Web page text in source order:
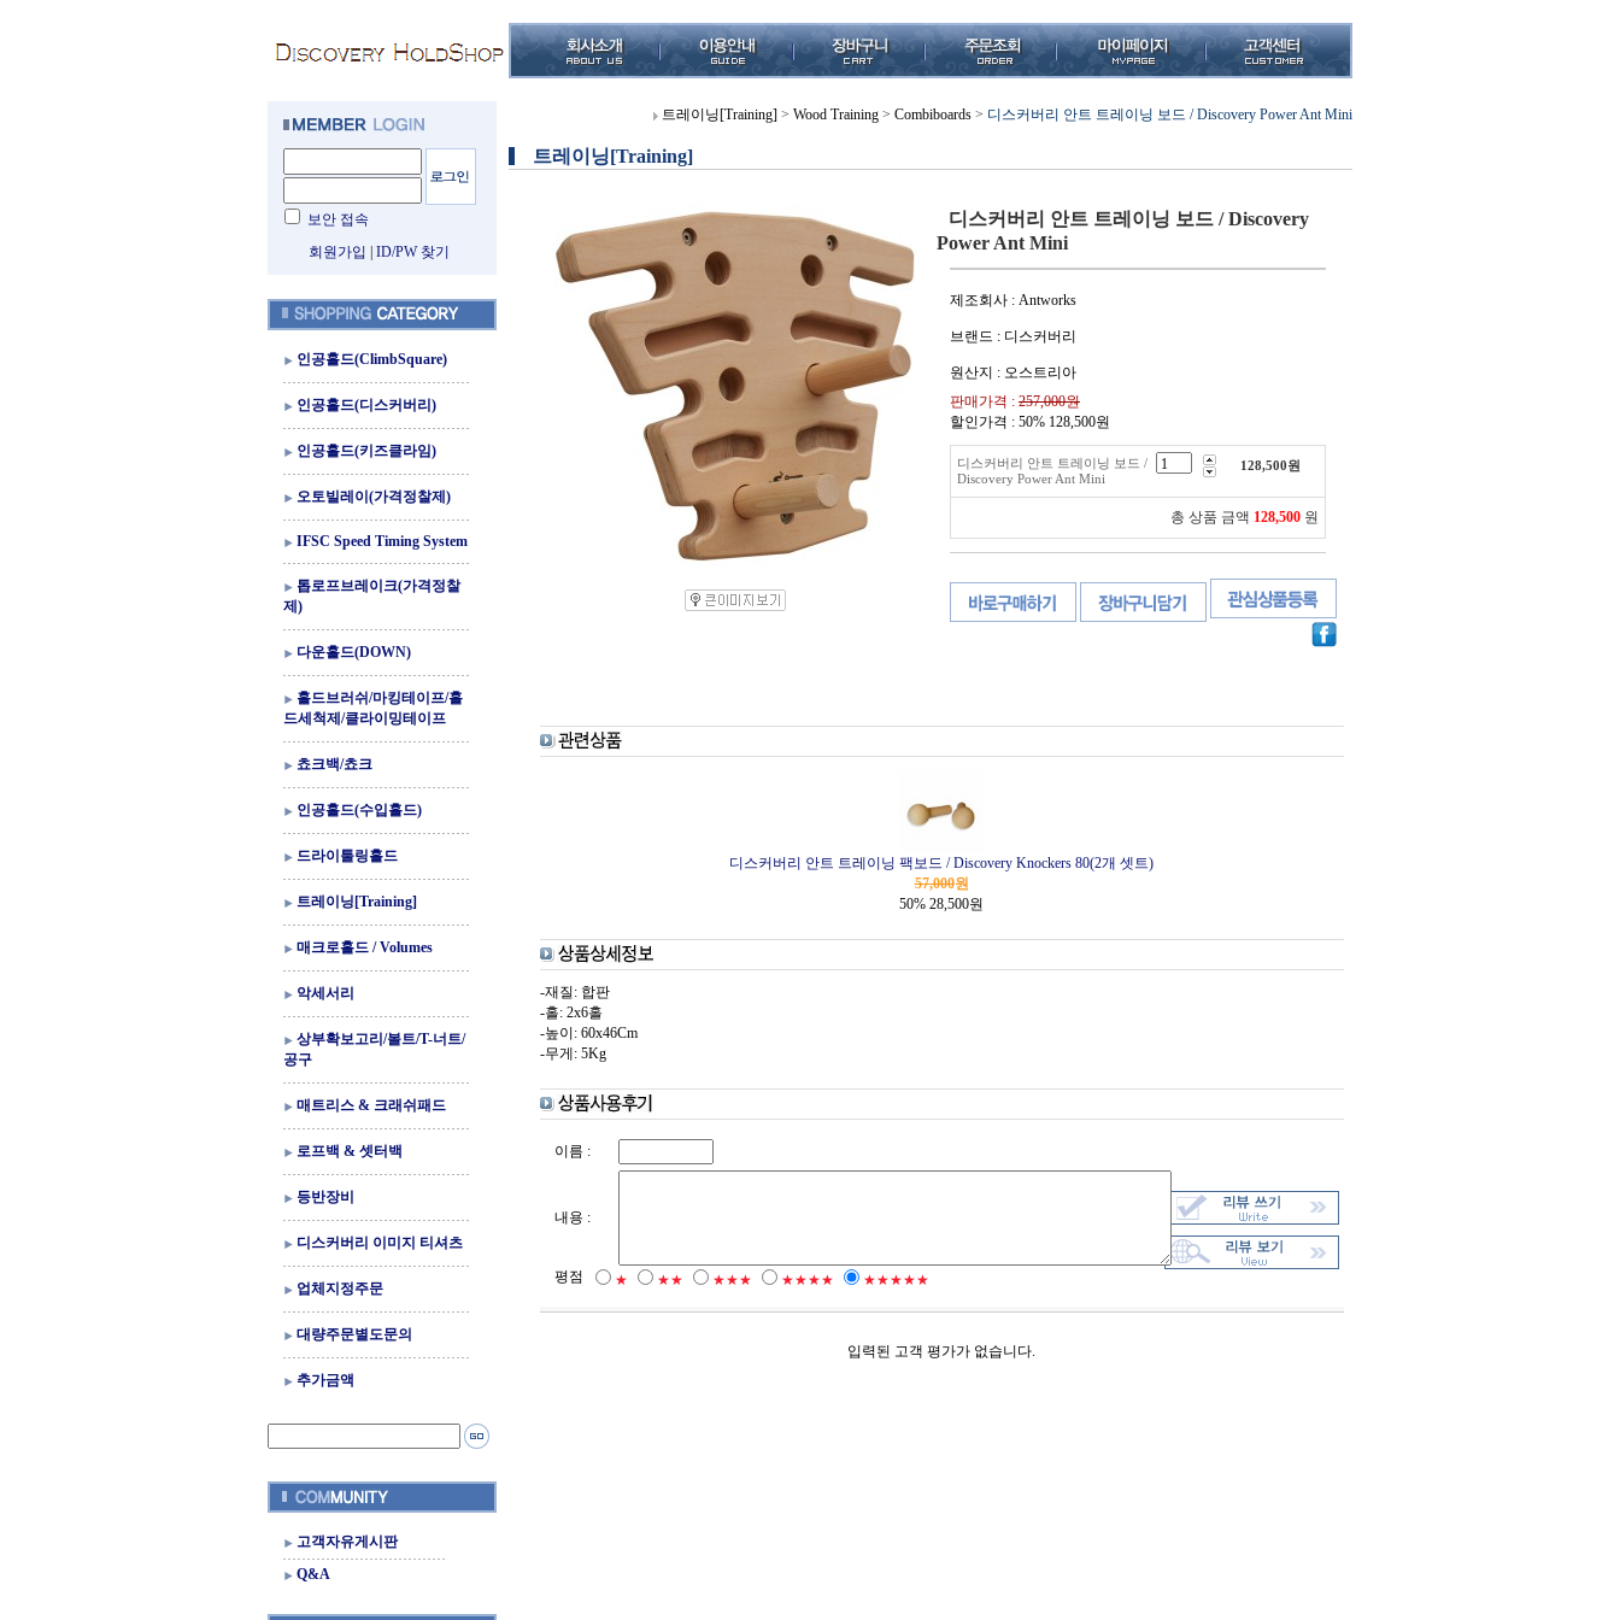
보안 접속
회원가입
ID/PW 찾기
인공홀드(ClimbSquare)
인공홀드(디스커버리)
인공홀드(키즈클라임)
오토빌레이(가격정찰제)
IFSC Speed Timing System
톱로프브레이크(가격정찰
제)
다운홀드(DOWN)
홀드브러쉬/마킹테이프/홀
드세척제/클라이밍테이프
쵸크백/쵸크
인공홀드(수입홀드)
드라이툴링홀드
트레이닝[Training]
매크로홀드 / Volumes
악세서리
상부확보고리/볼트/T-너트/
공구
매트리스 & 크래쉬패드
로프백 & 셋터백
등반장비
디스커버리 이미지 티셔츠
업체지정주문
대량주문별도문의
추가금액
고객자유게시판
Q&A
트레이닝[Training] > Wood Training > Combiboards > 디스커버리 안트 트레이닝 보드 / Discovery Power Ant Mini
트레이닝[Training]
디스커버리 안트 트레이닝 보드 / Discovery
Power Ant Mini
제조회사 : Antworks
브랜드 : 디스커버리
원산지 : 오스트리아
판매가격 : 257,000원
할인가격 : 50% 128,500원
디스커버리 안트 트레이닝 보드 /
Discovery Power Ant Mini
128,500원
총 상품 금액 128,500 원
디스커버리 안트 트레이닝 팩보드 / Discovery Knockers 80(2개 셋트)
57,000원
50% 28,500원
-재질: 합판
-홀: 2x6홀
-높이: 60x46Cm
-무게: 5Kg
이름 :
내용 :
평점 ★ ★★ ★★★ ★★★★ ★★★★★
입력된 고객 평가가 없습니다.